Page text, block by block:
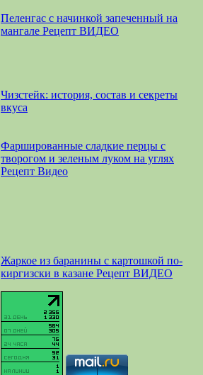
Пеленгас с начинкой запеченный на
мангале Рецепт ВИДЕО
Чизстейк: история, состав и секреты
вкуса
Фаршированные сладкие перцы с
творогом и зеленым луком на углях
Рецепт Видео
Жаркое из баранины с картошкой по-
киргизски в казане Рецепт ВИДЕО